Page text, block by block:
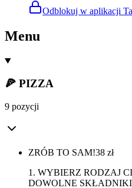
Odblokuj w aplikacji
Menu
🍕 PIZZA
9 pozycji
ZRÓB TO SAM!38 zł
1. WYBIERZ RODZAJ
DOWOLNE SKŁADNIKI